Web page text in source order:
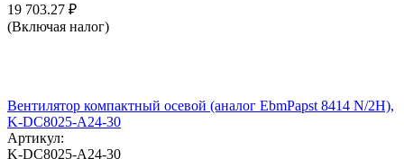
19 703.27 ₽
(Включая налог)
Вентилятор компактный осевой (аналог EbmPapst 8414 N/2H),
K-DC8025-A24-30
Артикул:
K-DC8025-A24-30